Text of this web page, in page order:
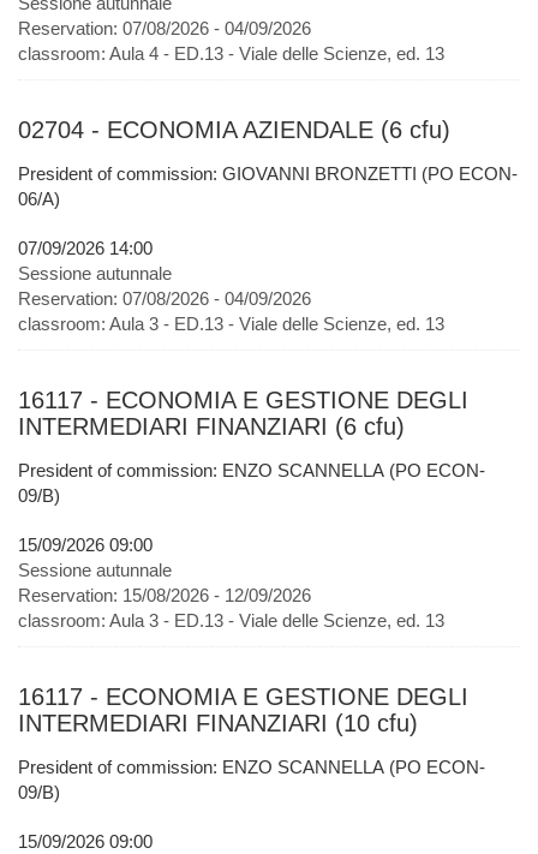
Reservation: 07/08/2026 - 04/09/2026
classroom: Aula 4 - ED.13 - Viale delle Scienze, ed. 13
02704 - ECONOMIA AZIENDALE (6 cfu)
President of commission: GIOVANNI BRONZETTI (PO ECON-
06/A)
07/09/2026 14:00
Sessione autunnale
Reservation: 07/08/2026 - 04/09/2026
classroom: Aula 3 - ED.13 - Viale delle Scienze, ed. 13
16117 - ECONOMIA E GESTIONE DEGLI
INTERMEDIARI FINANZIARI (6 cfu)
President of commission: ENZO SCANNELLA (PO ECON-
09/B)
15/09/2026 09:00
Sessione autunnale
Reservation: 15/08/2026 - 12/09/2026
classroom: Aula 3 - ED.13 - Viale delle Scienze, ed. 13
16117 - ECONOMIA E GESTIONE DEGLI
INTERMEDIARI FINANZIARI (10 cfu)
President of commission: ENZO SCANNELLA (PO ECON-
09/B)
15/09/2026 09:00